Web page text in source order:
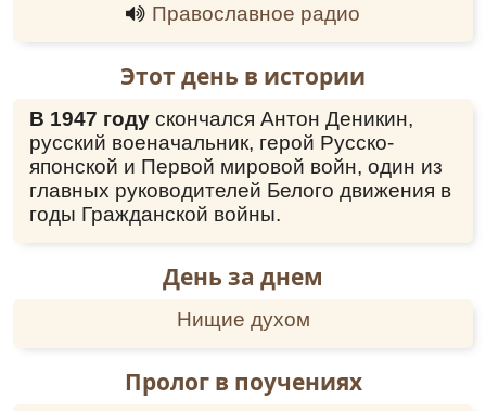
Православное радио
Этот день в истории
В 1947 году скончался Антон Деникин,
русский военачальник, герой Русско-
японской и Первой мировой войн, один из
главных руководителей Белого движения в
годы Гражданской войны.
День за днем
Нищие духом
Пролог в поучениях